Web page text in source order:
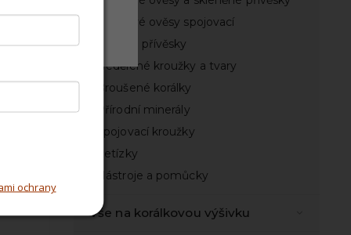
Lustrové ověsy spojovací
Kovové přívěsky
Nedělené kroužky a tvary
Broušené korálky
Přírodní minerály
Spojovací kroužky
Řetízky
Nástroje a pomůcky
Vše na korálkovou výšivku
ochrany